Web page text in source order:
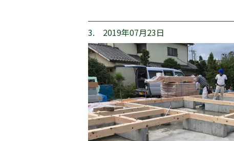
3. 2019年07月23日